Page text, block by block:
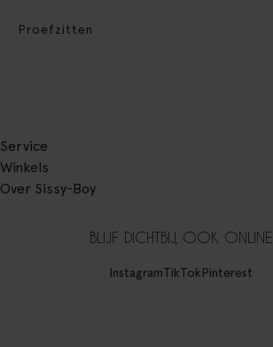
Proefzitten
Service
Winkels
Over Sissy-Boy
BLIJF DICHTBIJ, OOK ONLINE
InstagramTikTokPinterest